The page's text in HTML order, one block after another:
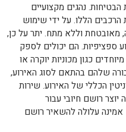
נהגים מקצועיים
הללו. על ידי שימוש
מאובטחת וללא מתח. יתר על כן,
ספציפיות. הם יכולים לספק
כגון מכוניות יוקרה או
שלהם בהתאם לסוג האירוע,
הכללי של האירוע. שירות
רושם חיובי עבור
עלולה להשאיר רושם